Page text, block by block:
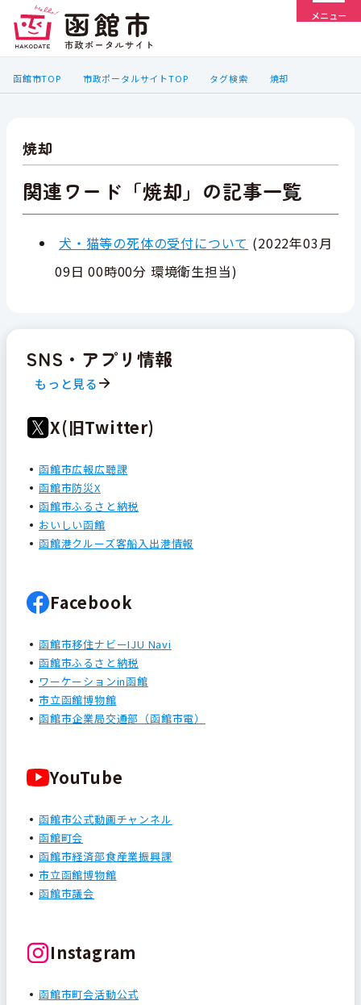
メニュー
函館市TOP 市政ポータルサイトTOP タグ検索 焼却
焼却
関連ワード「焼却」の記事一覧
犬・猫等の死体の受付について (2022年03月
09日 00時00分 環境衛生担当)
SNS・アプリ情報
もっと見る
X(旧Twitter)
函館市広報広聴課
函館市防災X
函館市ふるさと納税
おいしい函館
函館港クルーズ客船入出港情報
Facebook
函館市移住ナビーIJU Navi
函館市ふるさと納税
ワーケーションin函館
市立函館博物館
函館市企業局交通部（函館市電）
YouTube
函館市公式動画チャンネル
函館町会
函館市経済部食産業振興課
市立函館博物館
函館市議会
Instagram
函館市町会活動公式